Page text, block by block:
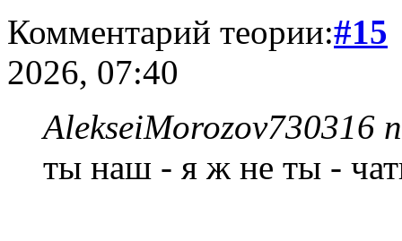
Комментарий теории:#15
2026, 07:40
AlekseiMorozov730316
ты наш - я ж не ты -